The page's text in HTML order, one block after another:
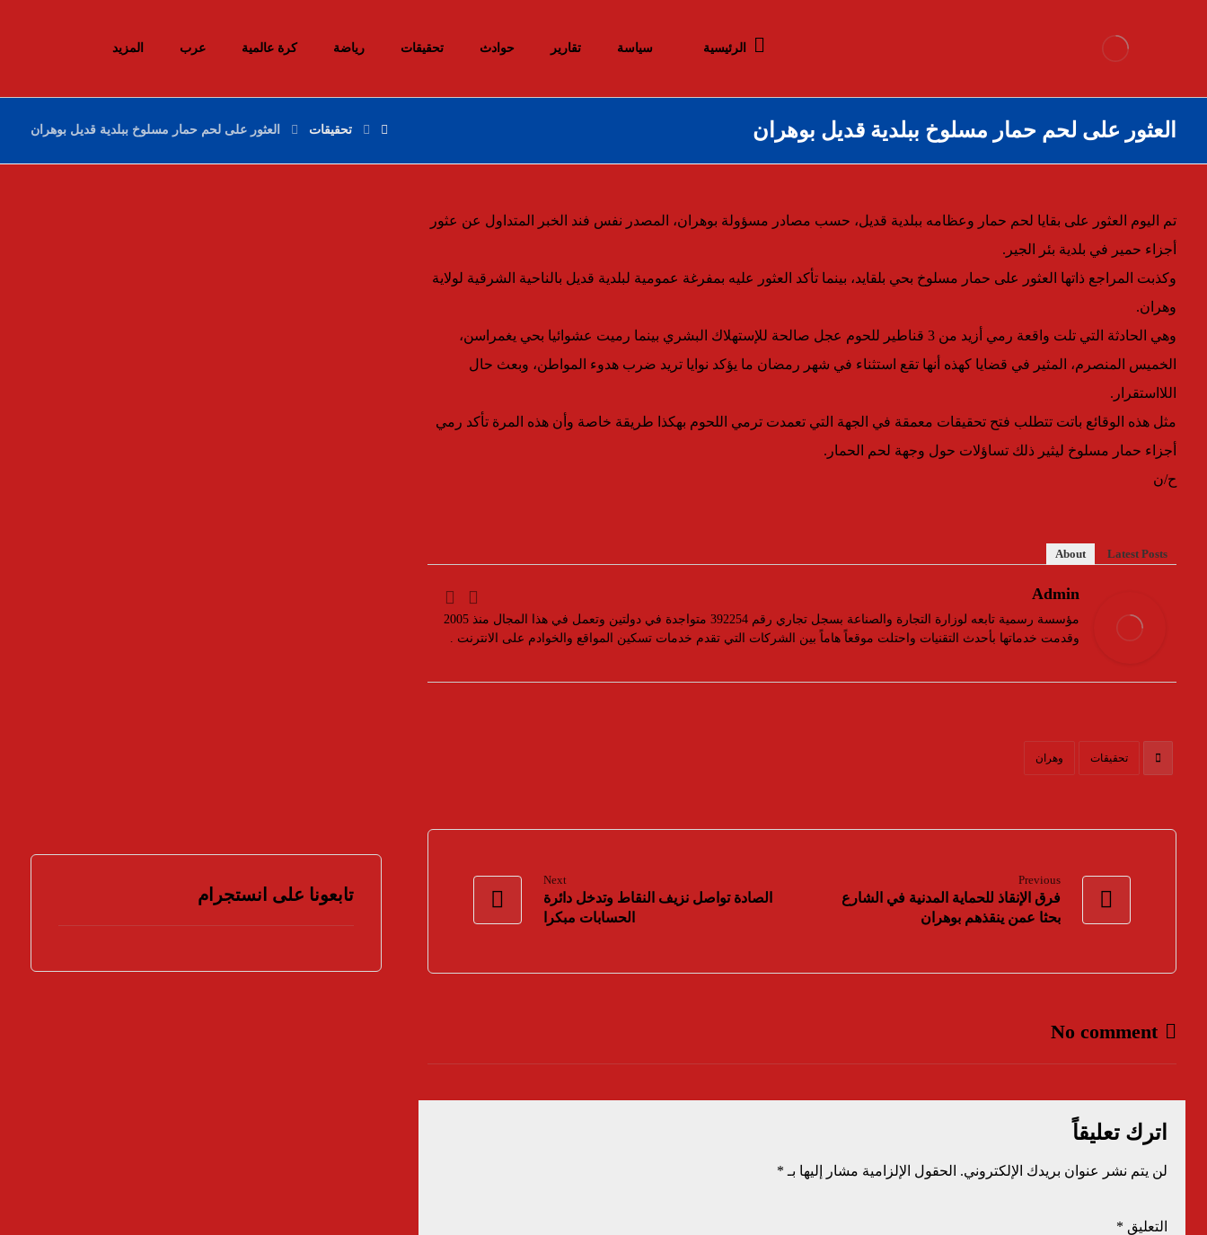
الرئيسية سياسة تقارير حوادث تحقيقات رياضة كرة عالمية عرب المزيد
العثور على لحم حمار مسلوخ ببلدية قديل بوهران تحقيقات العثور على لحم حمار مسلوخ ببلدية قديل بوهران
تم اليوم العثور على بقايا لحم حمار وعظامه ببلدية قديل، حسب مصادر مسؤولة بوهران، المصدر نفس فند الخبر المتداول عن عثور
أجزاء حمير في بلدية بئر الجير.
وكذبت المراجع ذاتها العثور على حمار مسلوخ بحي بلقايد، بينما تأكد العثور عليه بمفرغة عمومية لبلدية قديل بالناحية الشرقية لولاية
وهران.
وهي الحادثة التي تلت واقعة رمي أزيد من 3 قناطير للحوم عجل صالحة للإستهلاك البشري بينما رميت عشوائيا بحي يغمراسن،
الخميس المنصرم، المثير في قضايا كهذه أنها تقع استثناء في شهر رمضان ما يؤكد نوايا تريد ضرب هدوء المواطن، وبعث حال
اللااستقرار.
مثل هذه الوقائع باتت تتطلب فتح تحقيقات معمقة في الجهة التي تعمدت ترمي اللحوم بهكذا طريقة خاصة وأن هذه المرة تأكد رمي
أجزاء حمار مسلوخ ليثير ذلك تساؤلات حول وجهة لحم الحمار.
ح/ن
About Latest Posts
Admin
مؤسسة رسمية تابعه لوزارة التجارة والصناعة بسجل تجاري رقم 392254 متواجدة في دولتين وتعمل في هذا المجال منذ 2005
وقدمت خدماتها بأحدث التقنيات واحتلت موقعاً هاماً بين الشركات التي تقدم خدمات تسكين المواقع والخوادم على الانترنت .
تحقيقات وهران
Previous
فرق الإنقاذ للحماية المدنية في الشارع
بحثا عمن ينقذهم بوهران
Next
الصادة تواصل نزيف النقاط وتدخل دائرة
الحسابات مبكرا
No comment
اترك تعليقاً
لن يتم نشر عنوان بريدك الإلكتروني. الحقول الإلزامية مشار إليها بـ *
التعليق *
تابعونا على انستجرام